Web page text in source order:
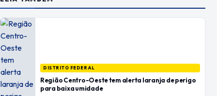
DISTRITO FEDERAL
Região Centro-Oeste tem alerta laranja de perigo
para baixa umidade